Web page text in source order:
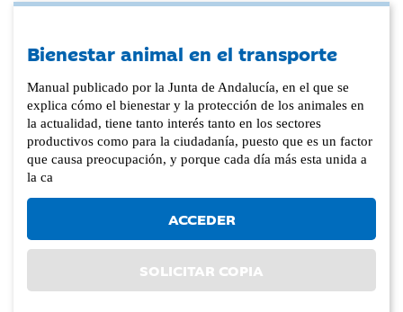
Bienestar animal en el transporte
Manual publicado por la Junta de Andalucía, en el que se
explica cómo el bienestar y la protección de los animales en
la actualidad, tiene tanto interés tanto en los sectores
productivos como para la ciudadanía, puesto que es un factor
que causa preocupación, y porque cada día más esta unida a
la ca
ACCEDER
SOLICITAR COPIA